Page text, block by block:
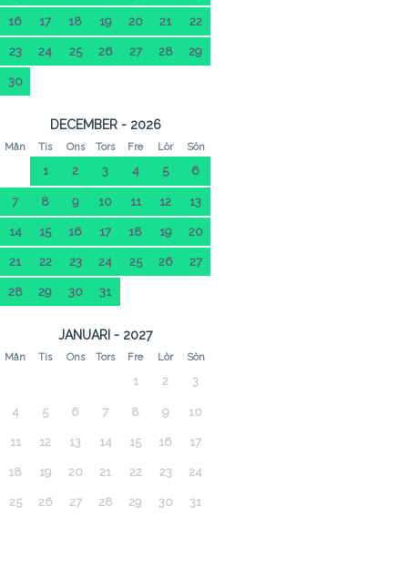
16 17 18 19 20 21 22
23 24 25 26 27 28 29
30
DECEMBER - 2026
Mån Tis Ons Tors Fre Lör Sön
1 2 3 4 5 6
7 8 9 10 11 12 13
14 15 16 17 18 19 20
21 22 23 24 25 26 27
28 29 30 31
JANUARI - 2027
Mån Tis Ons Tors Fre Lör Sön
1 2 3
4 5 6 7 8 9 10
11 12 13 14 15 16 17
18 19 20 21 22 23 24
25 26 27 28 29 30 31